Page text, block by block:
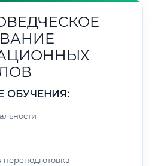
ОБУЧЕНИЯ: